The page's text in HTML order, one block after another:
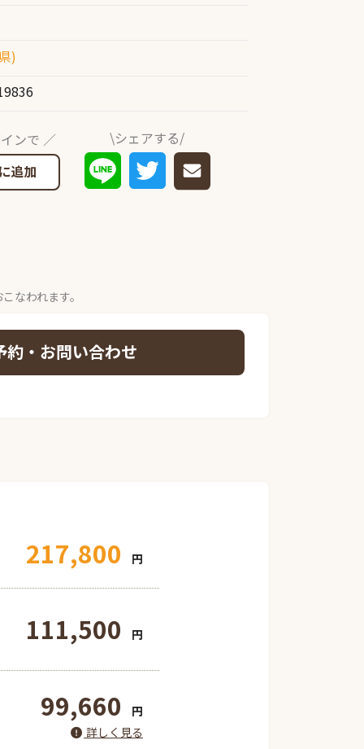
)
ンで ／
追加
\シェアする/
なわれます。
・お問い合わせ
217,800 円
111,500 円
99,660
円
詳しく見る